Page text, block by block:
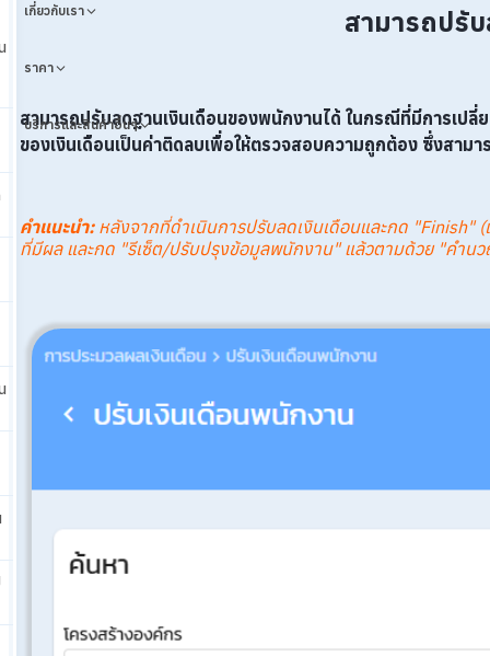
เกี่ยวกับเรา
ราคา
บริการและสินค้าอื่นๆ
สามารถปรั
สามารถปรับลดฐานเงินเดือนของพนักงานได้ ในกรณีที่มีการเปลี่
ของเงินเดือนเป็นค่าติดลบเพื่อให้ตรวจสอบความถูกต้อง ซึ่งสาม
คำแนะนำ: หลังจากที่ดำเนินการปรับลดเงินเดือนและกด "Finish"
ที่มีผล และกด "รีเซ็ต/ปรับปรุงข้อมูลพนักงาน" แล้วตามด้วย "คำน